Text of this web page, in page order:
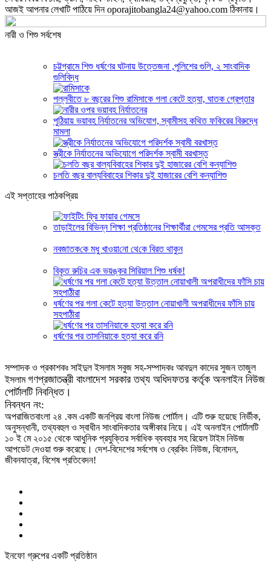
আজই আপনার লেখাটি পাঠিয়ে দিন oporajitobangla24@yahoo.com ঠিকানায়।
নারী ও শিশু সর্বশেষ
চট্টগ্রামে শিশু ধর্ষণের ঘটনায় উত্তেজনা ,পুলিশের গুলি, ২ সাংবাদিক
গুলিবিদ্ধ
পল্লবীতে ৮ বছরের শিশু রামিসাকে গলা কেটে হত্যা, ঘাতক গ্রেপ্তার
পুঠিয়ায় ভয়াবহ নির্যাতনের অভিযোগ, স্বামীসহ কথিত ফকিরের বিরুদ্ধে
মামলা
স্ত্রীকে নির্যাতনের অভিযোগে পরিদর্শক স্বামী বরখাস্ত
চলতি বছর বাল্যবিবাহের শিকার দুই হাজারের বেশি কন্যাশিশু
এই সপ্তাহের পাঠকপ্রিয়
তাড়াইলের বিভিন্ন শিক্ষা প্রতিষ্ঠানের শিক্ষার্থীরা গেমসের প্রতি আসক্ত
নবজাতক‌কে মধু খাওয়‌া‌নো থে‌কে বিরত থাকুন
বিকৃত রুচির এক ভয়ঙ্কর সিরিয়াল শিশু ধর্ষক!
ধর্ষণের পর গলা কেটে হত্যা উত্তাল নোয়াখালী অপরাধীদের ফাঁসি চায়
সহপাঠীরা
ধর্ষণের পর তাসনিয়াকে হত্যা করে রনি
সম্পাদক ও প্রকাশকঃ সাইদুল ইসলাম সবুজ সহ-সম্পাদকঃ আবদুল কাদের সুজন তাজুল
ইসলামগণপ্রজাতন্ত্রী বাংলাদেশ সরকার তথ্য অধিদফতর কর্তৃক অনলাইন নিউজ
পোর্টালটি নিবন্ধিত।
নিবন্ধন নং:
অপরাজিতবাংলা ২৪ .কম একটি জনপ্রিয় বাংলা নিউজ পোর্টাল। এটি শুরু হয়েছে নির্ভীক,
অনুসন্ধানী, তথ্যবহুল ও স্বাধীন সাংবাদিকতার অঙ্গীকার নিয়ে। এই অনলাইন পোর্টালটি
১০ ই মে ২০১৫ থেকে আধুনিক প্রযুক্তির সর্বাধিক ব্যবহার সহ রিয়েল টাইম নিউজ
আপডেট দেওয়া শুরু করেছে। দেশ-বিদেশের সর্বশেষ ও ব্রেকিং নিউজ, বিনোদন,
জীবনযাত্রা, বিশেষ প্রতিবেদন!
ইনফো গ্রুপের একটি প্রতিষ্ঠান